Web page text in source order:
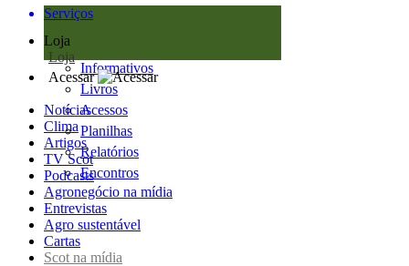
Serviços
Loja
Loja
Informativos
Livros
Acessos
Planilhas
Relatórios
Encontros
Acessar
Notícias
Clima
Artigos
TV Scot
Podcasts
Agronegócio na mídia
Entrevistas
Agro sustentável
Cartas
Scot na mídia